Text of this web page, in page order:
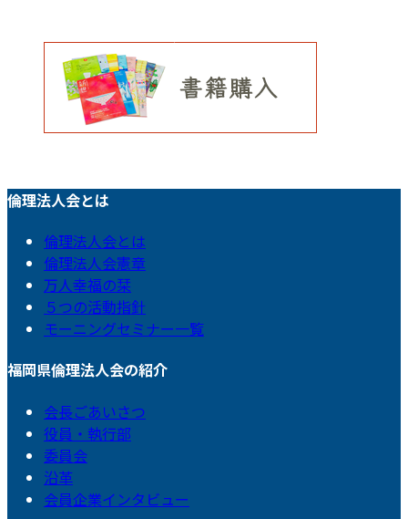
倫理法人会とは
倫理法人会とは
倫理法人会憲章
万人幸福の栞
５つの活動指針
モーニングセミナー一覧
福岡県倫理法人会の紹介
会長ごあいさつ
役員・執行部
委員会
沿革
会員企業インタビュー